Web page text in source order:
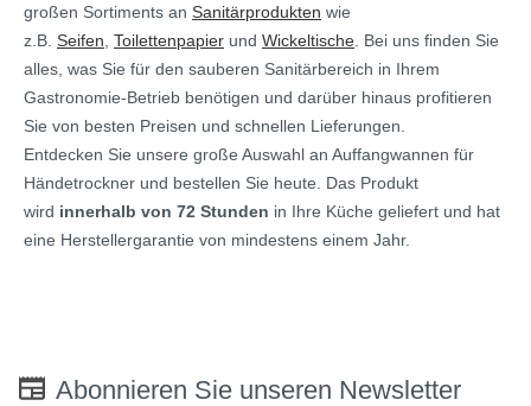
großen Sortiments an Sanitärprodukten wie
z.B. Seifen Toilettenpapier und Wickeltische . Bei uns finden Sie
alles, was Sie für den sauberen Sanitärbereich in Ihrem
Gastronomie-Betrieb benötigen und darüber hinaus profitieren
Sie von besten Preisen und schnellen Lieferungen.
Entdecken Sie unsere große Auswahl an Auffangwannen für
Händetrockner und bestellen Sie heute. Das Produkt
wird innerhalb von 72 Stunden in Ihre Küche geliefert und hat
eine Herstellergarantie von mindestens einem Jahr.
Abonnieren Sie unseren Newsletter